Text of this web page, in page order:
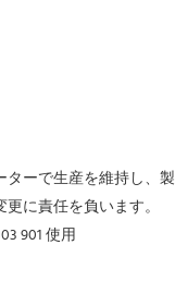
ーで生産を維持し、製
に責任を負います。
901 使用